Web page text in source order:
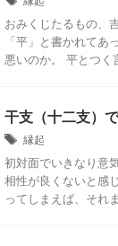
おみくじたるもの、
「平」と書かれて
悪いのか。 平とつく
干支（十二支）
縁起
初対面でいきなり意
相性が良くないと感
ってしまえば、それ